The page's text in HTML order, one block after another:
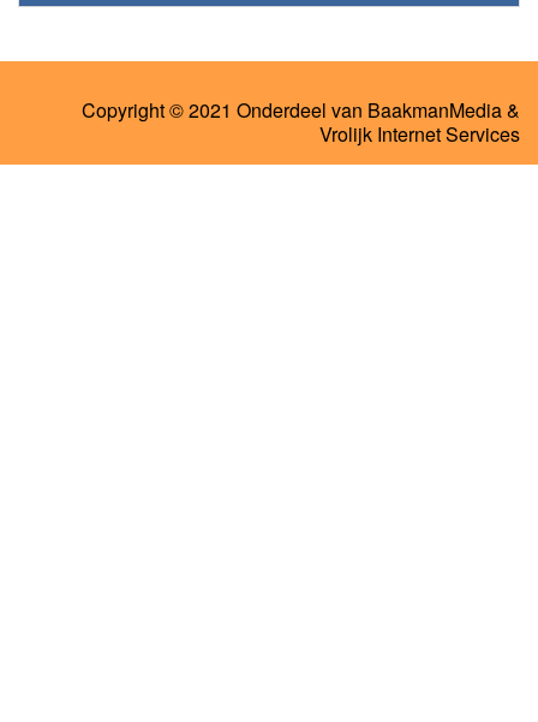
Copyright © 2021 Onderdeel van BaakmanMedia&
Vrolijk Internet Services